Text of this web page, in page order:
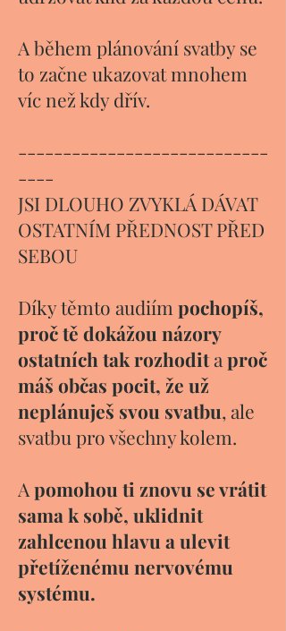
A během plánování svatby se
to začne ukazovat mnohem
víc než kdy dřív.
----------------------------
----
JSI DLOUHO ZVYKLÁ DÁVAT
OSTATNÍM PŘEDNOST PŘED
SEBOU
Díky těmto audiím pochopíš,
proč tě dokážou názory
ostatních tak rozhodita proč
máš občas pocit, že už
neplánuješ svou svatbu, ale
svatbu pro všechny kolem.
A pomohou ti znovu se vrátit
sama k sobě, uklidnit
zahlcenou hlavu a ulevit
přetíženému nervovému
systému.